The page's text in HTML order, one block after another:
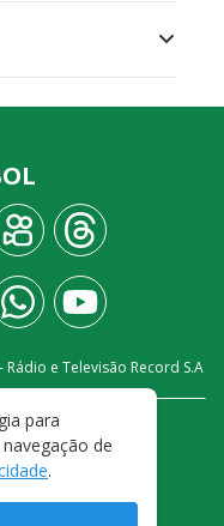
Rádio e Televisão Record S.A
PRIVACIDADE
USO
para
de
.